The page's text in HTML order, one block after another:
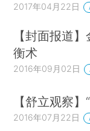
2017年04月22日
【封面报道
衡术
2016年09月02日
【舒立观察
2016年07月22日